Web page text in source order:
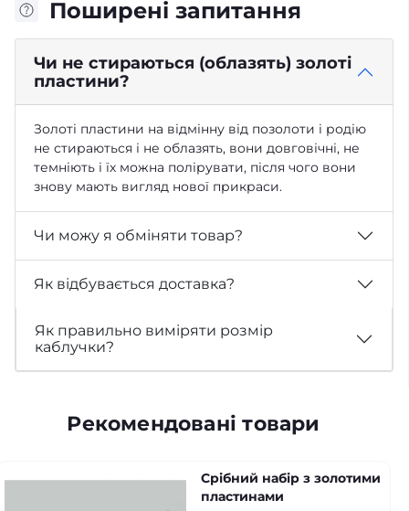
Поширені запитання
Чи не стираються (облазять) золоті
пластини?
Золоті пластини на відмінну від позолоти і родію
не стираються і не облазять, вони довговічні, не
темніють і їх можна полірувати, після чого вони
знову мають вигляд нової прикраси.
Чи можу я обміняти товар?
Як відбувається доставка?
Як правильно виміряти розмір
каблучки?
Рекомендовані товари
Срібний набір з золотими
пластинами